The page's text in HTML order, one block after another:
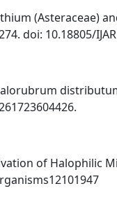
(Asteraceae)
doi: 10.18805/
of Halophilic